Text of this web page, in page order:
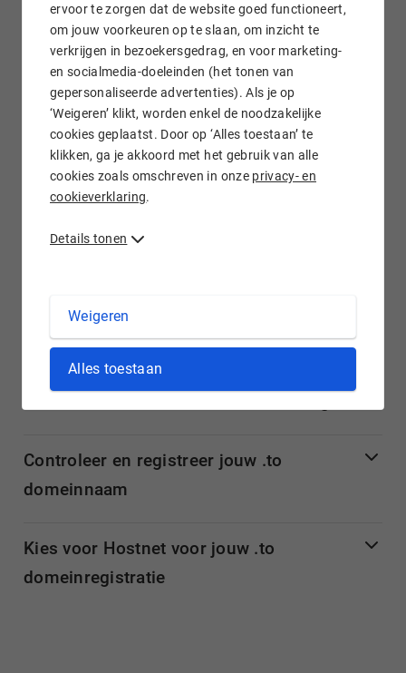
ervoor te zorgen dat de website goed functioneert,
om jouw voorkeuren op te slaan, om inzicht te
verkrijgen in bezoekersgedrag, en voor marketing-
en socialmedia-doeleinden (het tonen van
gepersonaliseerde advertenties). Als je op
‘Weigeren’ klikt, worden enkel de noodzakelijke
cookies geplaatst. Door op ‘Alles toestaan’ te
klikken, ga je akkoord met het gebruik van alle
cookies zoals omschreven in onze privacy- en
cookieverklaring.
Details tonen
Weigeren
Alles toestaan
Wij staan voor je klaar!
.TO domein registreren bij Hostnet
Het .to domein is het country code top level domein van
doeleinden wordt gebruikt. Wil je een .to
Meer informatie over .to domeinnamen
Controleer en registreer jouw .to
domeinnaam
Kies voor Hostnet voor jouw .to
domeinregistratie